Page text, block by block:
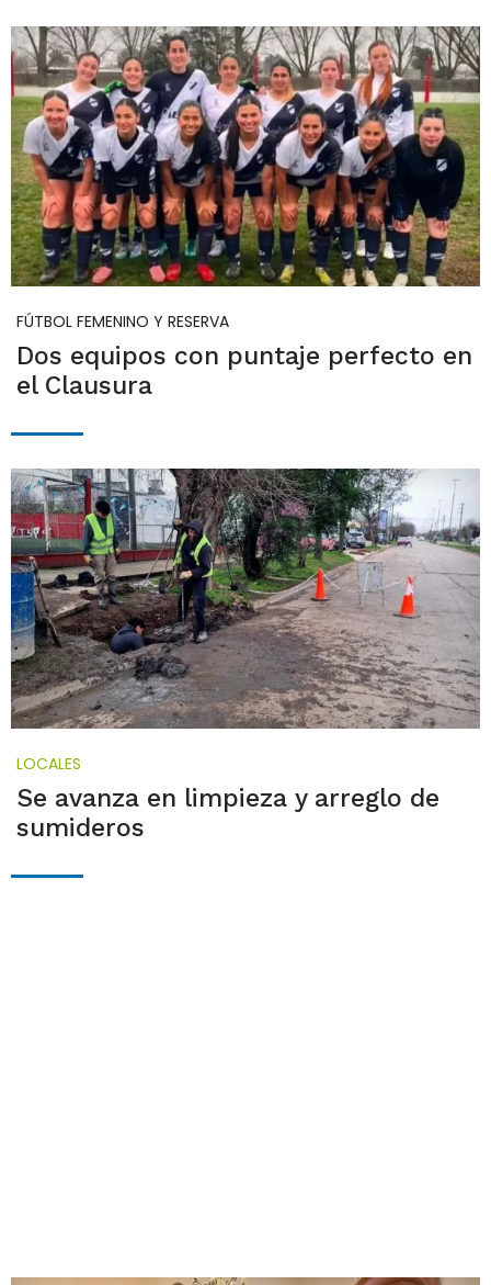
FÚTBOL FEMENINO Y RESERVA
Dos equipos con puntaje perfecto en
el Clausura
LOCALES
Se avanza en limpieza y arreglo de
sumideros